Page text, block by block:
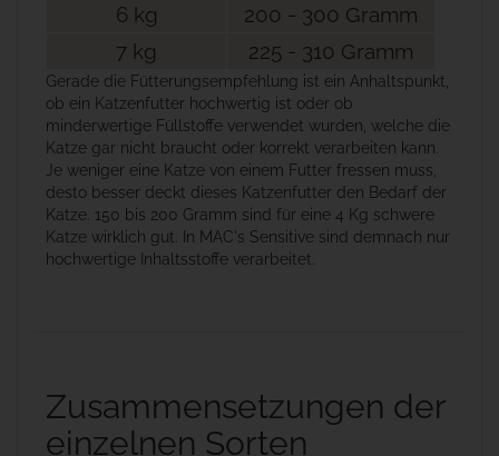
6 kg
200 - 300 Gramm
7 kg
225 - 310 Gramm
Gerade die Fütterungsempfehlung ist ein Anhaltspunkt,
ob ein Katzenfutter hochwertig ist oder ob
minderwertige Füllstoffe verwendet wurden, welche die
Katze gar nicht braucht oder korrekt verarbeiten kann.
Je weniger eine Katze von einem Futter fressen muss,
desto besser deckt dieses Katzenfutter den Bedarf der
Katze. 150 bis 200 Gramm sind für eine 4 Kg schwere
Katze wirklich gut. In MAC's Sensitive sind demnach nur
hochwertige Inhaltsstoffe verarbeitet.
Zusammensetzungen der
einzelnen Sorten